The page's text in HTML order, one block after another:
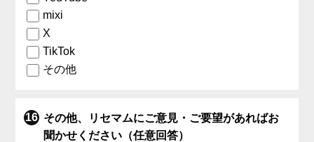
mixi
X
TikTok
その他
その他、リセマムにご意見・ご要望があればお
聞かせください（任意回答）